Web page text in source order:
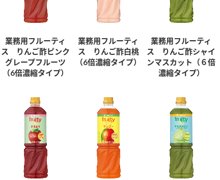
業務用フルーティ
ス りんご酢ピンク
グレープフルーツ
（6倍濃縮タイプ）
業務用フルーティ
ス りんご酢白桃
（6倍濃縮タイプ）
業務用フルーティ
ス りんご酢シャイ
ンマスカット（６倍
濃縮タイプ）